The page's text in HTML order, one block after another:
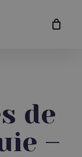
Close
de
–